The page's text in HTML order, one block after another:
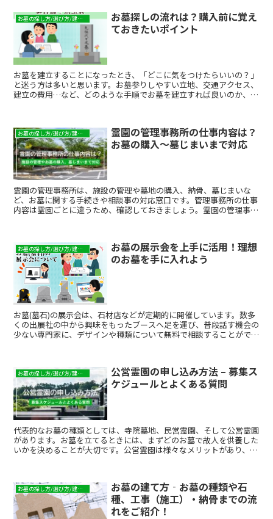
お墓の探し方/選び方/建て方
お墓探しの流れは？購入前に覚え
ておきたいポイント
お墓を建立することになったとき、「どこに気をつけたらいいの？」
と迷う方は多いと思います。お墓参りしやすい立地、交通アクセス、
建立の費用…など、どのような手順でお墓を建立すれば良いのか、契
お墓の探し方/選び方/建て方
霊園の管理事務所の仕事内容は？
お墓の購入～墓じまいまで対応
霊園の管理事務所は、施設の管理や墓地の購入、納骨、墓じまいな
ど、お墓に関する手続きや相談事の対応窓口です。管理事務所の仕事
内容は霊園ごとに違うため、確認しておきましょう。霊園の管理事務
お墓の探し方/選び方/建て方
お墓の展示会を上手に活用！理想
のお墓を手に入れよう
お墓(墓石)の展示会は、石材店などが定期的に開催しています。数多
くの出展社の中から興味をもったブースへ足を運び、普段話す機会の
少ない専門家に、デザインや種類について無料で相談することができ
安のお墓から高品質な石材を扱っている石屋などまで種類が豊富で、
自分たちの希望に合わせた墓石を、納得したうえで購入することがで
きるでしょう。この記事では、これから墓石を購入しようと考えてい
る方に向けて、展示会でのお墓の選び方について紹介します。
お墓の探し方/選び方/建て方
公営霊園の申し込み方法 – 募集ス
ケジュールとよくある質問
代表的なお墓の種類としては、寺院墓地、民営霊園、そして公営霊園
があります。お墓を立てるときには、まずどのお墓で故人を供養した
いかを決めることが大切です。公営霊園は様々なメリットがあり、と
園の特徴や申し込み方法、さらに公営霊園のひとつである都立霊園に
ついてまとめました。公営霊園は、特にお墓を立てる費用を抑えたい
人にとって有力な選択肢です。公営霊園を検討したい、という方はぜ
お墓の探し方/選び方/建て方
お墓の建て方‐お墓の種類や石
種、工事（施工）・納骨までの流
れをご紹介！